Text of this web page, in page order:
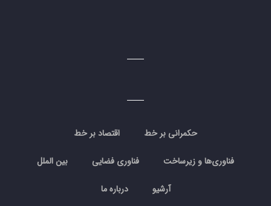
حکمرانی بر خط اقتصاد بر خط
فناوری‌ها و زیرساخت فناوری فضایی بین الملل
آرشیو درباره ما